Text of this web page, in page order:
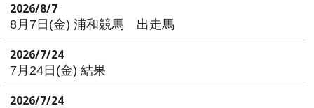
2026/8/7
8月7日(金) 浦和競馬 出走馬
2026/7/24
7月24日(金) 結果
2026/7/24